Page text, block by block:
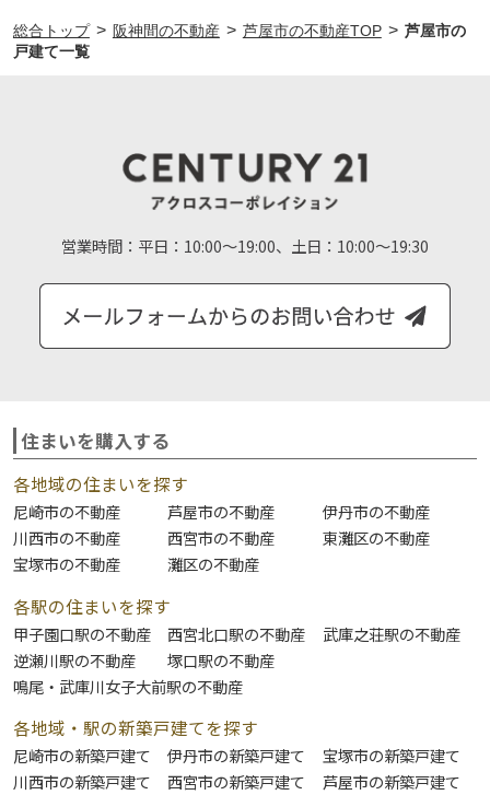
総合トップ > 阪神間の不動産 > 芦屋市の不動産TOP > 芦屋市の
戸建て一覧
営業時間： 平日：10:00～19:00、土日：10:00～19:30
住まいを購入する
各地域の住まいを探す
尼崎市の不動産 芦屋市の不動産
伊丹市の不動産
川西市の不動産
西宮市の不動産
東灘区の不動産
宝塚市の不動産
灘区の不動産
各駅の住まいを探す
甲子園口駅の不動産 西宮北口駅の不動産
武庫之荘駅の不動産
逆瀬川駅の不動産
塚口駅の不動産
鳴尾・武庫川女子大前駅の不動産
各地域・駅の新築戸建てを探す
尼崎市の新築戸建て 伊丹市の新築戸建て
宝塚市の新築戸建て
川西市の新築戸建て
西宮市の新築戸建て
芦屋市の新築戸建て